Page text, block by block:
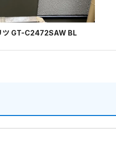
ツ GT-C2472SAW BL